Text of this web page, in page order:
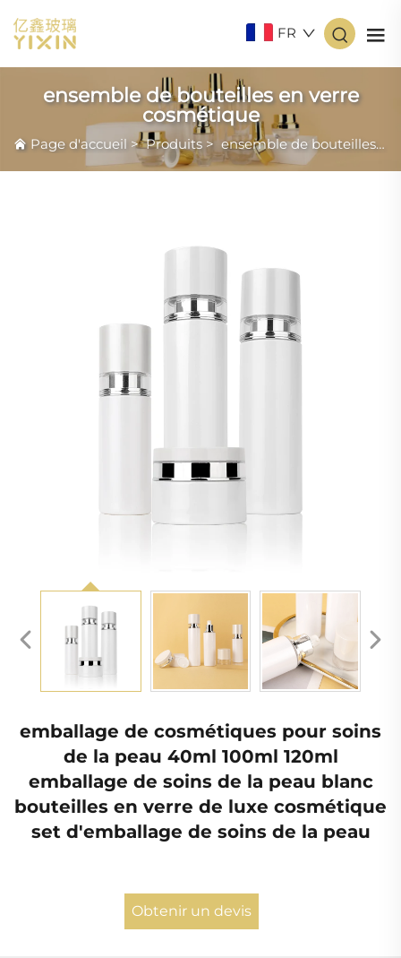
FR
ensemble de bouteilles en verre
cosmétique
Page d'accueil >Produits > ensemble de bouteilles en verre cosmétique
emballage de cosmétiques pour soins
de la peau 40ml 100ml 120ml
emballage de soins de la peau blanc
bouteilles en verre de luxe cosmétique
set d'emballage de soins de la peau
Obtenir un devis